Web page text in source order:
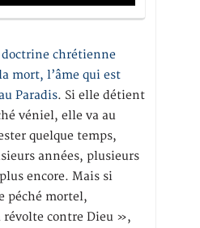
chrétienne
mort, l’âme qui est
Paradis. Si elle détient
véniel, elle va au
quelque temps,
années, plusieurs
encore. Mais si
péché mortel,
révolte contre Dieu »,